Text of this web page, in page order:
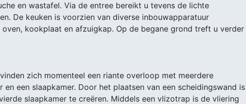
en wastafel. Via de entree bereikt u tevens de lichte
De keuken is voorzien van diverse inbouwapparatuur
oven, kookplaat en afzuigkap. Op de begane grond treft u verder
zich momenteel een riante overloop met meerdere
en een slaapkamer. Door het plaatsen van een scheidingswand is
slaapkamer te creëren. Middels een vlizotrap is de vliering